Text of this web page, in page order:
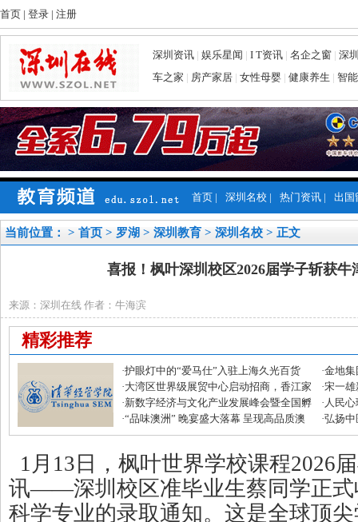
首页 | 登录 | 注册
深圳资讯 | 娱乐星闻 | I T资讯 | 名企之窗 | 深
车之家 | 房产家居 | 女性母婴 | 健康养生 | 智
首页 | 深圳名校 | 热门资讯 | 出国
当前位置： > 首页 > 罗湖 > 深圳教育 > 深圳名校 > 正文
喜报！枫叶深圳校区2026届学子斩获牛
来源：深圳在线 作者：牛海滨
精彩推荐
·护眼灯中的“爱马仕”入驻上海久光百货 ·金地集
磅优惠
·大湾区世界级展贸中心启动招商，香江家
居打造建材家居业“东方米兰展”
·宋一雄
生逆袭
·新数字经济与文化产业发展峰会暨全国孵
化中心年度盛典圆满收官
· 人民
·“品味澳洲” 晚宴盛大落幕 呈现高品质澳
式美味
·弘扬中
滋补节
1月13日，枫叶世界学校课程2026
讯——深圳校区准毕业生蔡同学正式
科学专业的录取通知。这是全球顶